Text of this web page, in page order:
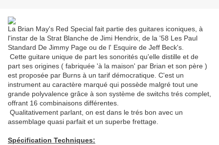
La Brian May's Red Special fait partie des guitares iconiques, à
l'instar de la Strat Blanche de Jimi Hendrix, de la '58 Les Paul
Standard De Jimmy Page ou de l' Esquire de Jeff Beck's.
Cette guitare unique de part les sonorités qu'elle distille et de
part ses origines ( fabriquée 'à la maison' par Brian et son père )
est proposée par Burns à un tarif démocratique. C'est un
instrument au caractère marqué qui possède malgré tout une
grande polyvalence grâce à son système de switchs trés complet,
offrant 16 combinaisons différentes.
Qualitativement parlant, on est dans le trés bon avec un
assemblage quasi parfait et un superbe frettage.
Spécification Techniques: